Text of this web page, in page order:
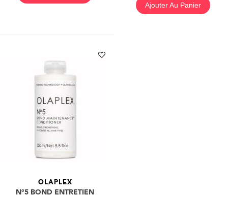
Ajouter Au Panier
OLAPLEX
N°5 BOND ENTRETIEN